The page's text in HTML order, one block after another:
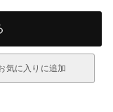
気に入りに追加